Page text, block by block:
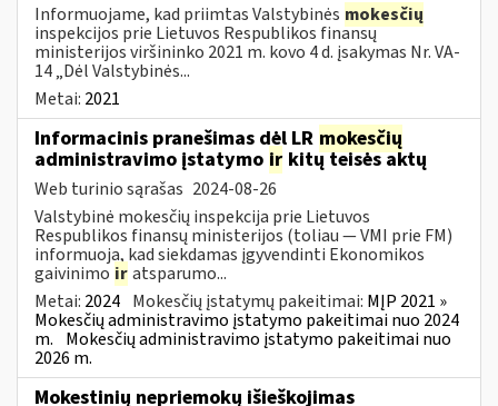
Informuojame, kad priimtas Valstybinės mokesčių
inspekcijos prie Lietuvos Respublikos finansų
ministerijos viršininko 2021 m. kovo 4 d. įsakymas Nr. VA-
14 „Dėl Valstybinės...
Metai: 2021
Informacinis pranešimas dėl LR mokesčių
administravimo įstatymo ir kitų teisės aktų
Web turinio sąrašas 2024-08-26
Valstybinė mokesčių inspekcija prie Lietuvos
Respublikos finansų ministerijos (toliau — VMI prie FM)
informuoja, kad siekdamas įgyvendinti Ekonomikos
gaivinimo iratsparumo...
Metai: 2024 Mokesčių įstatymų pakeitimai: MĮP 2021 »
Mokesčių administravimo įstatymo pakeitimai nuo 2024
m. Mokesčių administravimo įstatymo pakeitimai nuo
2026 m.
Mokestinių nepriemokų išieškojimas